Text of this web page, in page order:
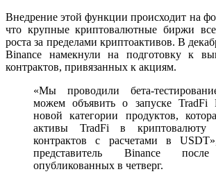
Внедрение этой функции происходит на
что крупные криптовалютные биржи
роста за пределами криптоактивов. В
Binance намекнули на подготовку к
контрактов, привязанных к акциям.
«Мы проводили бета-
можем объявить о запуске TradFi
новой категории продуктов,
активы TradFi в криптовалюту
контрактов с расчетами в
представитель Binance
опубликованных в четверг.